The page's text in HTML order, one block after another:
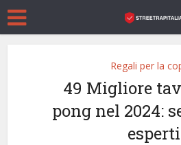
Regali per la
49 Migliore
pong nel 2024:
esperti